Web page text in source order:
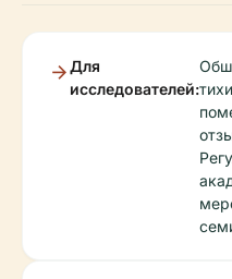
Для
исследователей: